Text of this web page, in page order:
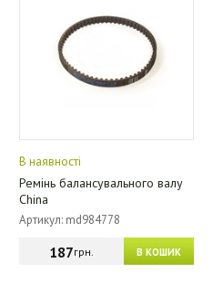
В наявності
Ремінь балансувального валу
China
Артикул: md984778
В КОШИК
187грн.